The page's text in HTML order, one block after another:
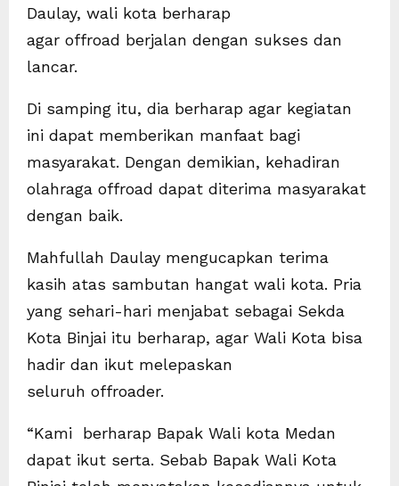
Daulay, wali kota berharap
agar offroad berjalan dengan sukses dan
lancar.
Di samping itu, dia berharap agar kegiatan
ini dapat memberikan manfaat bagi
masyarakat. Dengan demikian, kehadiran
olahraga offroad dapat diterima masyarakat
dengan baik.
Mahfullah Daulay mengucapkan terima
kasih atas sambutan hangat wali kota. Pria
yang sehari-hari menjabat sebagai Sekda
Kota Binjai itu berharap, agar Wali Kota bisa
hadir dan ikut melepaskan
seluruh offroader.
“Kami berharap Bapak Wali kota Medan
dapat ikut serta. Sebab Bapak Wali Kota